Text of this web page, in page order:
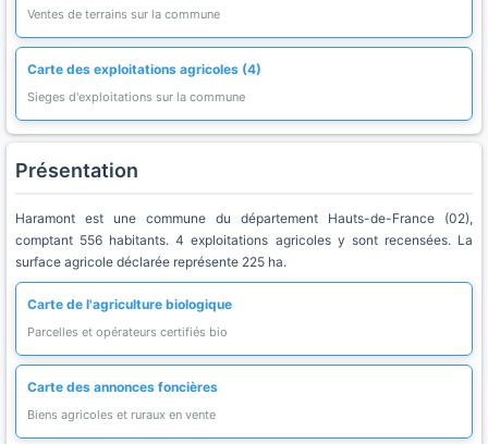
Ventes de terrains sur la commune
Carte des exploitations agricoles (4)
Sieges d'exploitations sur la commune
Présentation
Haramont est une commune du département Hauts-de-France (02),
comptant 556 habitants. 4 exploitations agricoles y sont recensées. La
surface agricole déclarée représente 225 ha.
Carte de l'agriculture biologique
Parcelles et opérateurs certifiés bio
Carte des annonces foncières
Biens agricoles et ruraux en vente